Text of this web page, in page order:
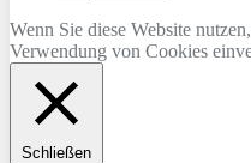
Wenn Sie diese Website
Verwendung von Cookies
Schließen